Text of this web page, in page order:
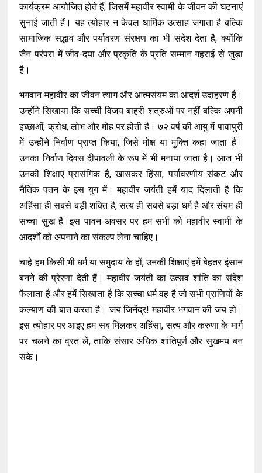
कार्यक्रम आयोजित होते हैं, जिसमें महावीर स्वामी के जीवन की घटनाएं
सुनाई जाती हैं। यह त्योहार न केवल धार्मिक उत्साह जगाता है बल्कि
सामाजिक सद्भाव और पर्यावरण संरक्षण का भी संदेश देता है, क्योंकि
जैन परंपरा में जीव-दया और प्रकृति के प्रति सम्मान गहराई से जुड़ा
है।
भगवान महावीर का जीवन त्याग और आत्मसंयम का आदर्श उदाहरण है।
उन्होंने सिखाया कि सच्ची विजय बाहरी शत्रुओं पर नहीं बल्कि अपनी
इच्छाओं, क्रोध, लोभ और मोह पर होती है। ७२ वर्ष की आयु में पावापुरी
में उन्होंने निर्वाण प्राप्त किया, जिसे मोक्ष या मुक्ति कहा जाता है।
उनका निर्वाण दिवस दीपावली के रूप में भी मनाया जाता है। आज भी
उनकी शिक्षाएं प्रासंगिक हैं, खासकर हिंसा, पर्यावरणीय संकट और
नैतिक पतन के इस युग में। महावीर जयंती हमें याद दिलाती है कि
अहिंसा ही सबसे बड़ी शक्ति है, सत्य ही सबसे बड़ा धर्म है और संयम ही
सच्चा सुख है।इस पावन अवसर पर हम सभी को महावीर स्वामी के
आदर्शों को अपनाने का संकल्प लेना चाहिए।
चाहे हम किसी भी धर्म या समुदाय के हों, उनकी शिक्षाएं हमें बेहतर इंसान
बनने की प्रेरणा देती हैं। महावीर जयंती का उत्सव शांति का संदेश
फैलाता है और हमें सिखाता है कि सच्चा धर्म वह है जो सभी प्राणियों के
कल्याण की बात करता है। जय जिनेंद्र! महावीर भगवान की जय हो।
इस त्योहार पर आइए हम सब मिलकर अहिंसा, सत्य और करुणा के मार्ग
पर चलने का व्रत लें, ताकि संसार अधिक शांतिपूर्ण और सुखमय बन
सके।